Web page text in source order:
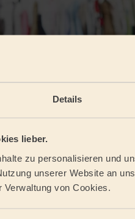
Details
lieber.
zu personalisieren und
unserer Website an
von Cookies.